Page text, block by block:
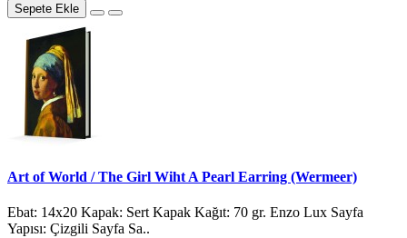
Sepete Ekle
Art of World / The Girl Wiht A Pearl Earring (Wermeer)
Ebat: 14x20 Kapak: Sert Kapak Kağıt: 70 gr. Enzo Lux Sayfa
Yapısı: Çizgili Sayfa Sa..